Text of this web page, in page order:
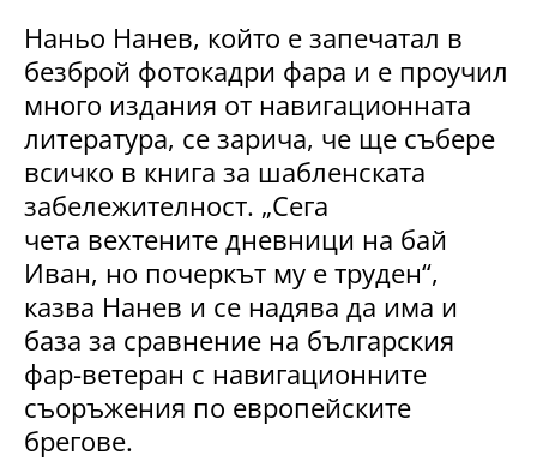
Наньо Нанев, който е запечатал в
безброй фотокадри фара и е проучил
много издания от навигационната
литература, се зарича, че ще събере
всичко в книга за шабленската
забележителност. „Сега
чета вехтените дневници на бай
Иван, но почеркът му е труден“,
казва Нанев и се надява да има и
база за сравнение на българския
фар-ветеран с навигационните
съоръжения по европейските
брегове.